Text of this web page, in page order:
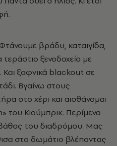
βράδυ, καταιγίδα,
ξενοδοχείο με
ξαφνικά blackout σε
Βγαίνω στους
στο χέρι και αισθάνομαι
του Κιούμπρικ. Περίμενα
του διαδρόμου. Μας
στο δωμάτιο βλέποντας